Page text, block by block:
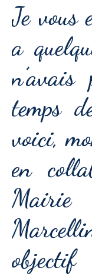
Je vous
a
temps
voici,
en